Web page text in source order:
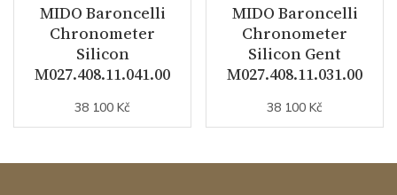
MIDO Baroncelli
Chronometer
Silicon
M027.408.11.041.00
38 100 Kč
MIDO Baroncelli
Chronometer
Silicon Gent
M027.408.11.031.00
38 100 Kč